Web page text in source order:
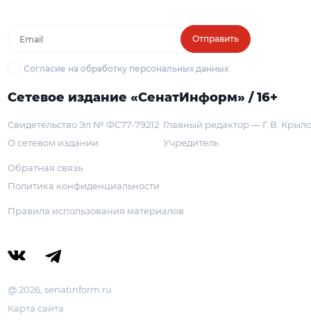
Отправить
Согласие на обработку персональных данных
Сетевое издание «СенатИнформ» / 16+
Свидетельство Эл № ФС77-79212
О сетевом издании
Главный редактор — Г. В.
Учредитель
Обратная связь
Политика конфиденциальности
Правила использования материалов
@ 2026, senatinform.ru
Карта сайта